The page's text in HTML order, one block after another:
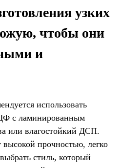
узких
чтобы они
и
использовать
с ламинированным
или влагостойкий ДСП.
прочностью, легко
стиль, который